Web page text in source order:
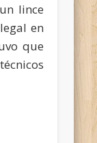
lince
en
que